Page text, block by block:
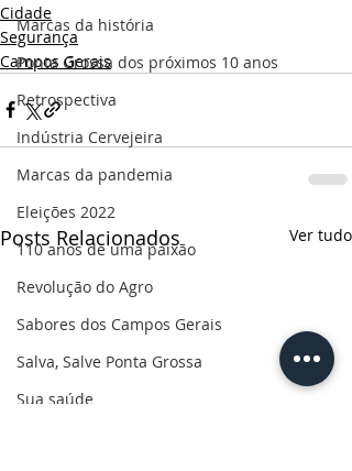
Marcas da história
Ponta Grossa dos próximos 10 anos
Retrospectiva
Indústria Cervejeira
Marcas da pandemia
Eleições 2022
110 anos de uma paixão
Revolução do Agro
Sabores dos Campos Gerais
Salva, Salve Ponta Grossa
Sua saúde
Cidade
Segurança
Campos Gerais
Posts Relacionados Ver tudo